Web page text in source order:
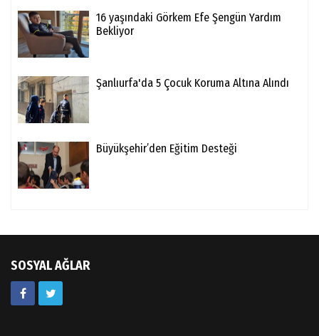
16 yaşındaki Görkem Efe Şengün Yardım
Bekliyor
Şanlıurfa'da 5 Çocuk Koruma Altına Alındı
Büyükşehir’den Eğitim Desteği
SOSYAL AĞLAR